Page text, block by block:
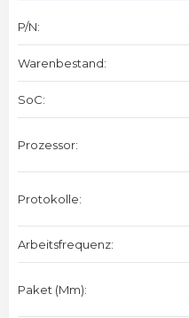
P/N:
Warenbestand:
SoC:
Prozessor:
Protokolle:
Arbeitsfrequenz:
Paket (mm):